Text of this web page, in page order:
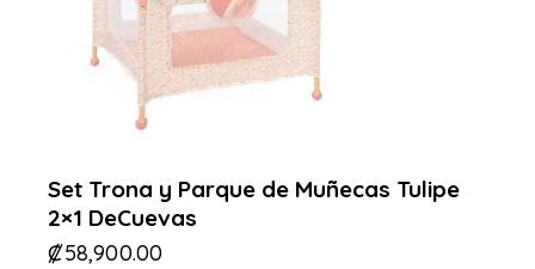
Set Trona y Parque de Muñecas Tulipe
2×1 DeCuevas
₡58,900.00